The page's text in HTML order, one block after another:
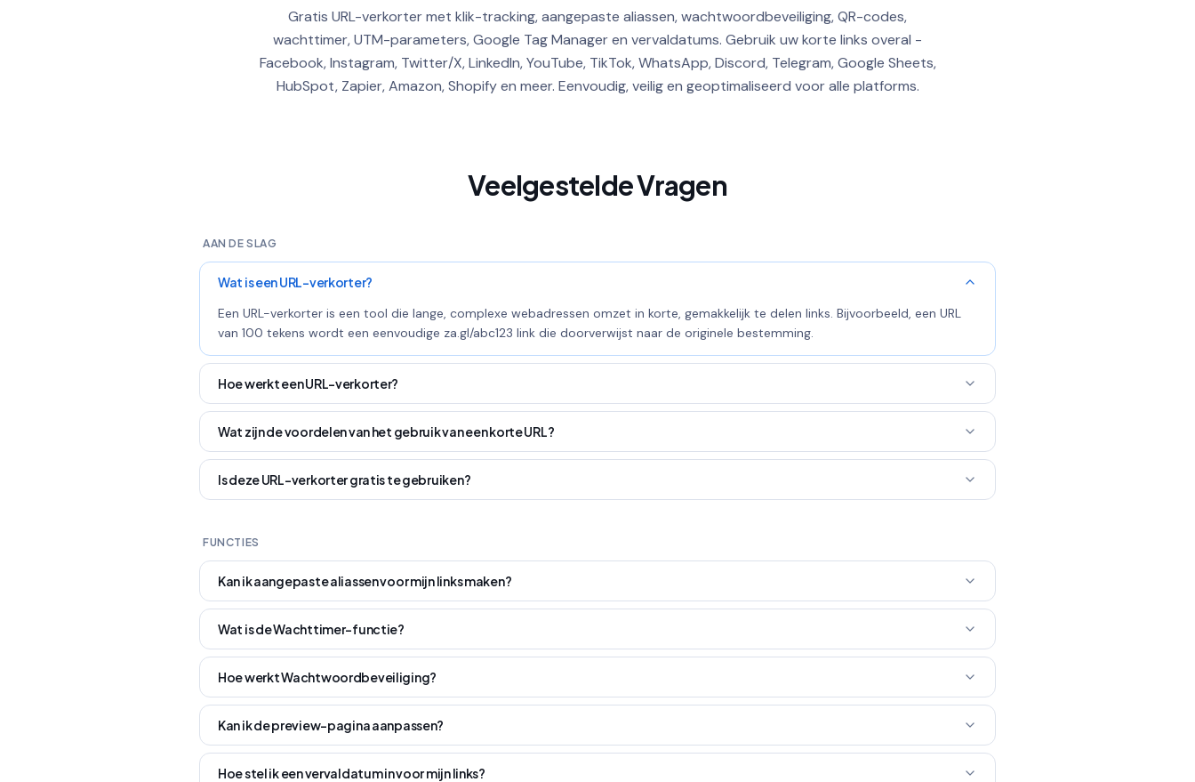
Gratis URL-verkorter met klik-tracking, aangepaste aliassen, wachtwoordbeveiliging, QR-codes,
wachttimer, UTM-parameters, Google Tag Manager en vervaldatums. Gebruik uw korte links overal -
Facebook, Instagram, Twitter/X, LinkedIn, YouTube, TikTok, WhatsApp, Discord, Telegram, Google Sheets,
HubSpot, Zapier, Amazon, Shopify en meer. Eenvoudig, veilig en geoptimaliseerd voor alle platforms.
Veelgestelde Vragen
AAN DE SLAG
Wat is een URL-verkorter?
Een URL-verkorter is een tool die lange, complexe webadressen omzet in korte, gemakkelijk te delen links. Bijvoorbeeld, een URL
van 100 tekens wordt een eenvoudige za.gl/abc123 link die doorverwijst naar de originele bestemming.
Hoe werkt een URL-verkorter?
Wat zijn de voordelen van het gebruik van een korte URL?
Is deze URL-verkorter gratis te gebruiken?
FUNCTIES
Kan ik aangepaste aliassen voor mijn links maken?
Wat is de Wachttimer-functie?
Hoe werkt Wachtwoordbeveiliging?
Kan ik de preview-pagina aanpassen?
Hoe stel ik een vervaldatum in voor mijn links?